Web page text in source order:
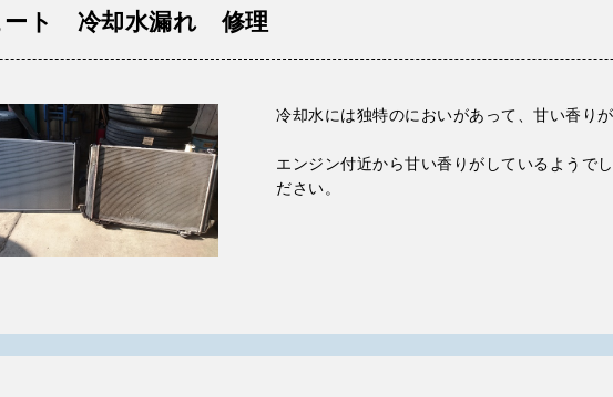
ト 冷却水漏れ 修理
冷却水には独特のにおいがあって、甘い香りが
エンジン付近から甘い香りがしているようで
ださい。